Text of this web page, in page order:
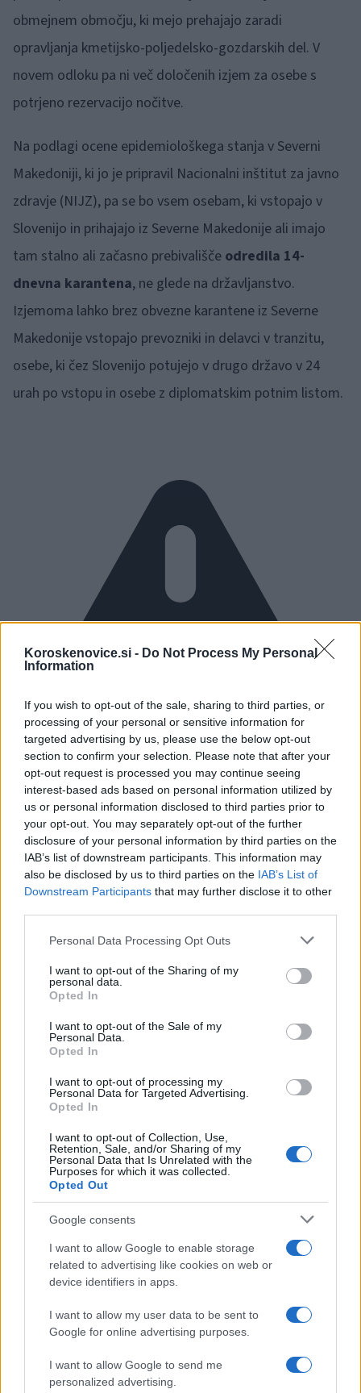
Koroskenovice.si - Do Not Process My Personal
Information
If you wish to opt-out of the sale, sharing to third parties, or
processing of your personal or sensitive information for
targeted advertising by us, please use the below opt-out
section to confirm your selection. Please note that after your
opt-out request is processed you may continue seeing
interest-based ads based on personal information utilized by
us or personal information disclosed to third parties prior to
your opt-out. You may separately opt-out of the further
disclosure of your personal information by third parties on the
IAB’s list of downstream participants. This information may
also be disclosed by us to third parties on the IAB’s List of
Downstream Participants that may further disclose it to other
Please note that this website/app uses one or more Google
not limited to your visit or usage behaviour. You may click to
grant or deny consent to Google and its third-party tags to
use your data for below specified purposes in below Google
consent section.
Personal Data Processing Opt Outs
I want to opt-out of the Sharing of my
personal data.
Opted In
I want to opt-out of the Sale of my
Personal Data.
Opted In
I want to opt-out of processing my
Personal Data for Targeted Advertising.
Opted In
I want to opt-out of Collection, Use,
Retention, Sale, and/or Sharing of my
Personal Data that Is Unrelated with the
Purposes for which it was collected.
Opted Out
Google consents
I want to allow Google to enable storage
related to advertising like cookies on web or
device identifiers in apps.
I want to allow my user data to be sent to
Google for online advertising purposes.
I want to allow Google to send me
personalized advertising.
obmejnem območju, ki mejo prehajajo zaradi
opravljanja kmetijsko-poljedelsko-gozdarskih del. V
novem odloku pa ni več določenih izjem za osebe s
potrjeno rezervacijo nočitve.
Na podlagi ocene epidemiološkega stanja v Severni
Makedoniji, ki jo je pripravil Nacionalni inštitut za javno
zdravje (NIJZ), pa se bo vsem osebam, ki vstopajo v
Slovenijo in prihajajo iz Severne Makedonije ali imajo
tam stalno ali začasno prebivališče odredila 14-
dnevna karantena, ne glede na državljanstvo.
Izjemoma lahko brez obvezne karantene iz Severne
Makedonije vstopajo prevozniki in delavci v tranzitu,
osebe, ki čez Slovenijo potujejo v drugo državo v 24
urah po vstopu in osebe z diplomatskim potnim listom.
Opozorilo:Po 297. členu Kazenskega zakonika je posameznik
kazensko odgovoren za javno spodbujanje sovraštva, nasilja ali
nestrpnosti. Komentarji z žaljivimi, rasističnimi, diskriminatornimi
ali nezakonitimi vsebinami bodo odstranjeni.Pravila
komentiranja →
Failed to fetch
MislinjaPrevaljeMežicaČrna na Koroškem
Muta
Ribnica na PohorjuPodvelka
Kategorije: Novice
Ključne besede:
kontrolne točke